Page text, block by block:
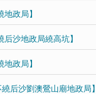
政局】
沙地政局繞高坑】
政局】
后沙劉澳鶯山廟地政局】